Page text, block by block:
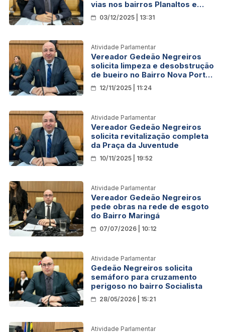
vias nos bairros Planaltos e
Maringá
03/12/2025 | 13:31
Atividade Parlamentar
Vereador Gedeão Negreiros
solicita limpeza e desobstrução
de bueiro no Bairro Nova Porto
Velho
12/11/2025 | 11:24
Atividade Parlamentar
Vereador Gedeão Negreiros
solicita revitalização completa
da Praça da Juventude
10/11/2025 | 19:52
Atividade Parlamentar
Vereador Gedeão Negreiros
pede obras na rede de esgoto
do Bairro Maringá
07/07/2026 | 10:12
Atividade Parlamentar
Gedeão Negreiros solicita
semáforo para cruzamento
perigoso no bairro Socialista
28/05/2026 | 15:21
Atividade Parlamentar